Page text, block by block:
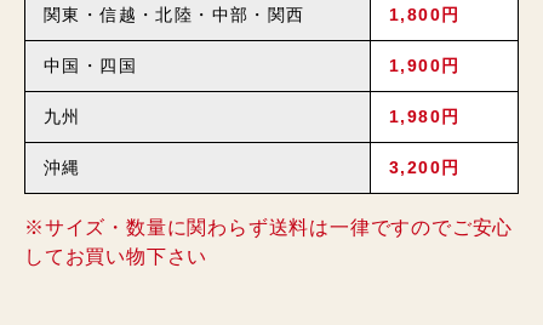
関東・信越・北陸・中部・関西 1,800円
中国・四国 1,900円
九州 1,980円
沖縄 3,200円
※サイズ・数量に関わらず送料は一律ですのでご安心
してお買い物下さい